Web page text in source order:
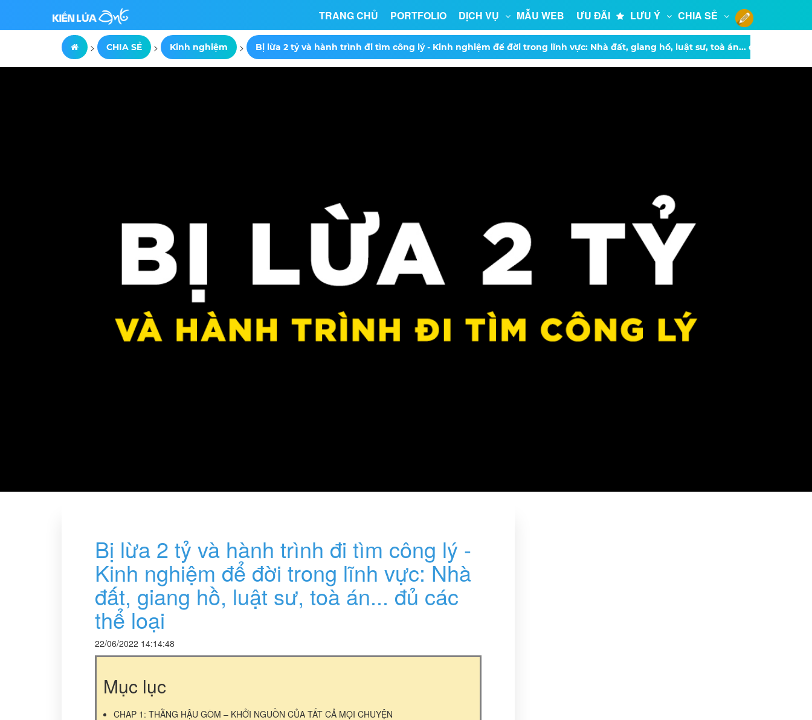
TRANG CHỦ PORTFOLIO DỊCH VỤ MẪU WEB ƯU ĐÃI LƯU Ý CHIA SẺ
> CHIA SẺ > Kinh nghiệm > Bị lừa 2 tỷ và hành trình đi tìm công lý - Kinh nghiệm để đời trong lĩnh vực: Nhà đất, giang hồ, luật sư, toà án... đủ các thể
Bị lừa 2 tỷ và hành trình đi tìm công lý -
Kinh nghiệm để đời trong lĩnh vực: Nhà
đất, giang hồ, luật sư, toà án... đủ các
thể loại
22/06/2022 14:14:48
Mục lục
CHAP 1: THẰNG HẬU GÒM – KHỞI NGUỒN CỦA TẤT CẢ MỌI CHUYỆN